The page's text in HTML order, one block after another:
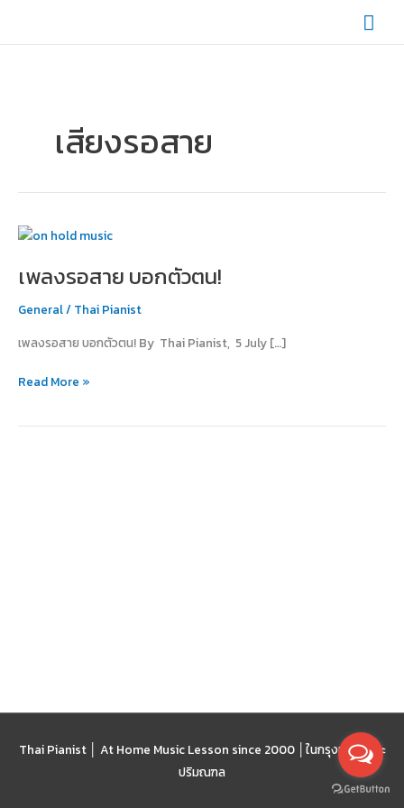
content
เสียงรอสาย
เพลงรอสาย บอกตัวตน!
General/ Thai Pianist
เพลงรอสาย บอกตัวตน! By Thai Pianist, 5 July […]
เพลง
สาย
ตัว
Read More »
Thai Pianist │ At Home Music Lesson since 2000 │ ในกรุงเทพฯ และ
ปริมณฑล